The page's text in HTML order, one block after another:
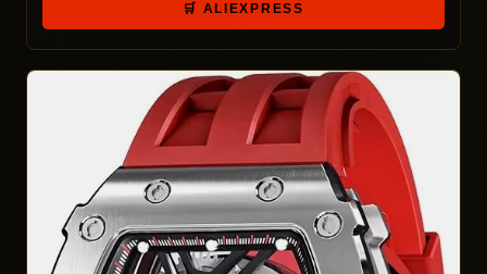
🛒 ALIEXPRESS